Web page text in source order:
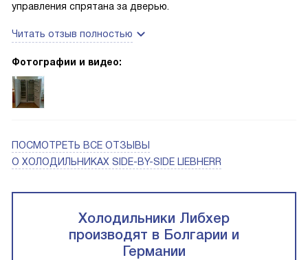
управления спрятана за дверью.
Читать отзыв полностью
Фотографии и видео:
ПОСМОТРЕТЬ ВСЕ ОТЗЫВЫ
О ХОЛОДИЛЬНИКАХ SIDE-BY-SIDE LIEBHERR
Холодильники Либхер
производят в Болгарии и
Германии